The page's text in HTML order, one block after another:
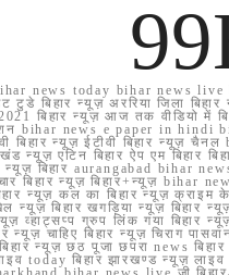
news today bihar news
बिहार न्यूज़ अररिया जिला
बिहार न्यूज़ आज तक वीडियो में
bihar news e paper in hindi
बिहार न्यूज़ ईटीवी बिहार न्यूज़
न्यूज़ एटिन बिहार ऐप एम बिहार
न्यूज़ बिहार aurangabad
बिहार न्यूज़ बिहार+न्यूज़
न्यूज़ कल का बिहार न्यूज़ क्राइम
बिहार खगड़िया न्यूज़ बिहार
न्यूज़ व्हाट्सप्प ग्रुप लिंक गया
चाहिए बिहार न्यूज़ चिराग
न्यूज़ छठ पूजा छपरा news बिहार
today बिहार झारखण्ड न्यूज़